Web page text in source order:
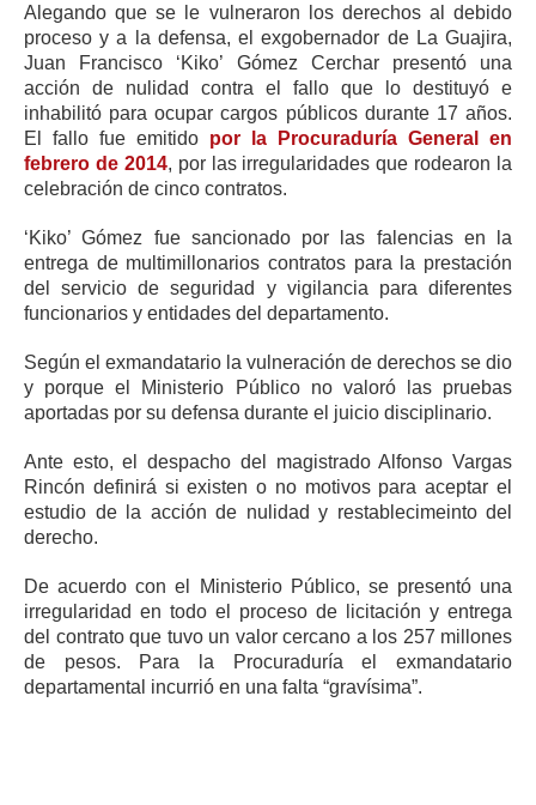
Alegando que se le vulneraron los derechos al debido
proceso y a la defensa, el exgobernador de La Guajira,
Juan Francisco ‘Kiko’ Gómez Cerchar presentó una
acción de nulidad contra el fallo que lo destituyó e
inhabilitó para ocupar cargos públicos durante 17 años.
El fallo fue emitido por la Procuraduría General en
febrero de 2014, por las irregularidades que rodearon la
celebración de cinco contratos.
‘Kiko’ Gómez fue sancionado por las falencias en la
entrega de multimillonarios contratos para la prestación
del servicio de seguridad y vigilancia para diferentes
funcionarios y entidades del departamento.
Según el exmandatario la vulneración de derechos se dio
y porque el Ministerio Público no valoró las pruebas
aportadas por su defensa durante el juicio disciplinario.
Ante esto, el despacho del magistrado Alfonso Vargas
Rincón definirá si existen o no motivos para aceptar el
estudio de la acción de nulidad y restablecimeinto del
derecho.
De acuerdo con el Ministerio Público, se presentó una
irregularidad en todo el proceso de licitación y entrega
del contrato que tuvo un valor cercano a los 257 millones
de pesos. Para la Procuraduría el exmandatario
departamental incurrió en una falta “gravísima”.